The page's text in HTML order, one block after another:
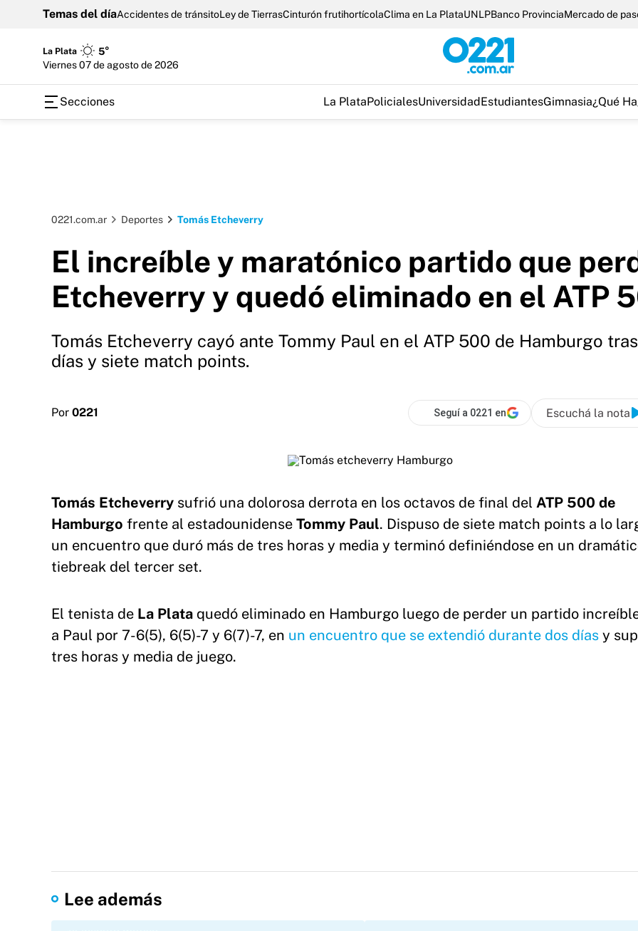
Temas del díaAccidentes de tránsitoLey de TierrasCinturón frutihortícolaClima en La PlataUNLPBanco ProvinciaMercado de
La Plata
5°
viernes 07 de agosto de 2026
Secciones La PlataPolicialesUniversidadEstudiantesGimnasia¿Qué
0221.com.ar Deportes Tomás Etcheverry
El increíble y maratónico partido que
Etcheverry y quedó eliminado en el ATP
Tomás Etcheverry cayó ante Tommy Paul en el ATP 500 de Hamburgo
días y siete match points.
Por 0221 Seguí a 0221 en Escuchá la nota
Tomás Etcheverry sufrió una dolorosa derrota en los octavos de final del ATP 500 de
Hamburgo frente al estadounidense Tommy Paul. Dispuso de siete match points a lo
un encuentro que duró más de tres horas y media y terminó definiéndose en un
tiebreak del tercer set.
El tenista de La Plata quedó eliminado en Hamburgo luego de perder un partido
a Paul por 7-6(5), 6(5)-7 y 6(7)-7, en un encuentro que se extendió durante dos días y
tres horas y media de juego.
Lee además